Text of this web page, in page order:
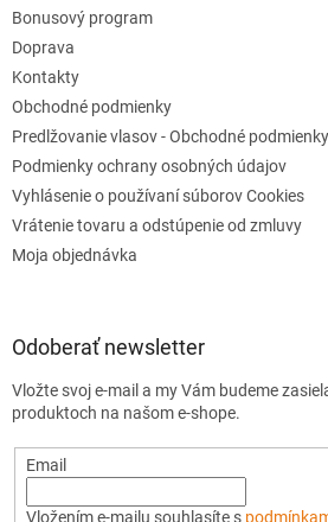
Bonusový program
Doprava
Kontakty
Obchodné podmienky
Predlžovanie vlasov - Obchodné podmienky
Podmienky ochrany osobných údajov
Vyhlásenie o používaní súborov Cookies
Vrátenie tovaru a odstúpenie od zmluvy
Moja objednávka
Odoberať newsletter
Vložte svoj e-mail a my Vám budeme
produktoch na našom e-shope.
Email
Vložením e-mailu souhlasíte s